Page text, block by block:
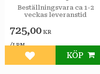
Beställningsvara ca 1-2
veckas leveranstid
725,00 KR
/LPM
Lägg till i favoriter
KÖP